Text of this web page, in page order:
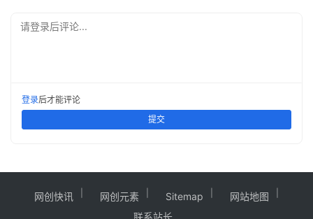
请登录后评论...
登录后才能评论
提交
网创快讯 网创元素 Sitemap
网站地图
联系站长